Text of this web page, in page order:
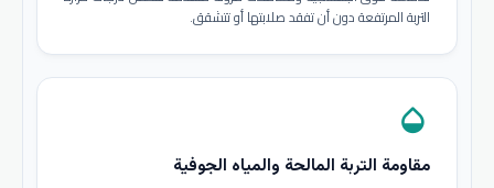
التربة المرتفعة دون أن تفقد صلابتها أو تتشقق.
opacity
مقاومة التربة المالحة والمياه الجوفية